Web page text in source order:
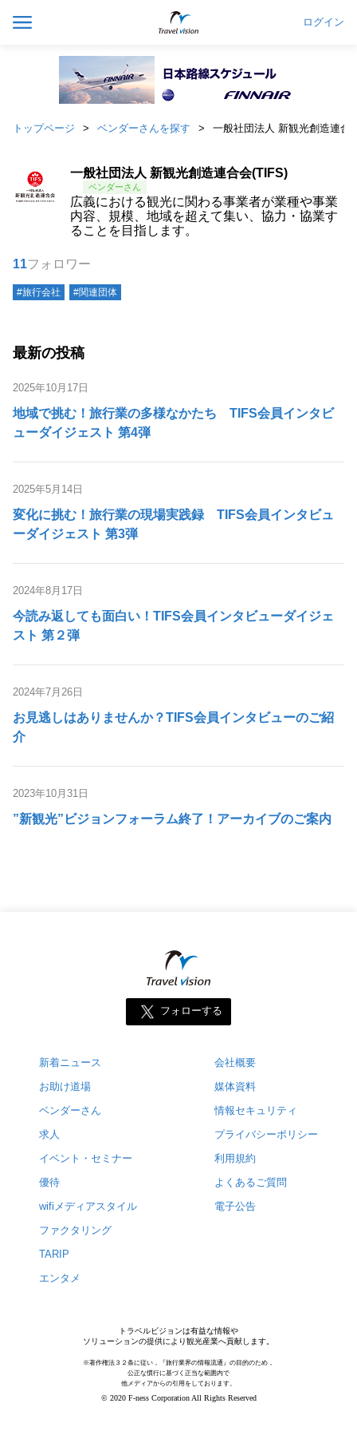
ログイン
トップページ ベンダーさんを探す 一般社団法人 新観光創造連合
一般社団法人 新観光創造連合会(TIFS)
広義における観光に関わる事業者が業種や事業
内容、規模、地域を超えて集い、協力・協業す
ることを目指します。
11フォロワー
#旅行会社 #関連団体
最新の投稿
2025年10月17日
地域で挑む！旅行業の多様なかたち TIFS会員インタビ
ューダイジェスト 第4弾
2025年5月14日
変化に挑む！旅行業の現場実践録 TIFS会員インタビュ
ーダイジェスト 第3弾
2024年8月17日
今読み返しても面白い！TIFS会員インタビューダイジェ
スト 第２弾
2024年7月26日
お見逃しはありませんか？TIFS会員インタビューのご紹
介
2023年10月31日
”新観光”ビジョンフォーラム終了！アーカイブのご案内
フォローする
新着ニュース
お助け道場
ベンダーさん
求人
イベント・セミナー
優待
wifiメディアスタイル
ファクタリング
TARIP
エンタメ
会社概要
媒体資料
情報セキュリティ
プライバシーポリシー
利用規約
よくあるご質問
電子公告
トラベルビジョンは有益な情報や
ソリューションの提供により観光産業へ貢献します。
※著作権法３２条に従い，『旅行業界の情報流通』の目的のため，
公正な慣行に基づく正当な範囲内で
他メディアからの引用をしております。
© 2020 F-ness Corporation All Rights Reserved